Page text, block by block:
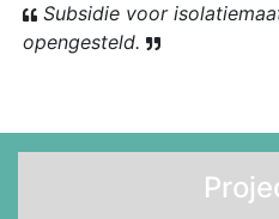
Subsidie voor
opengesteld.